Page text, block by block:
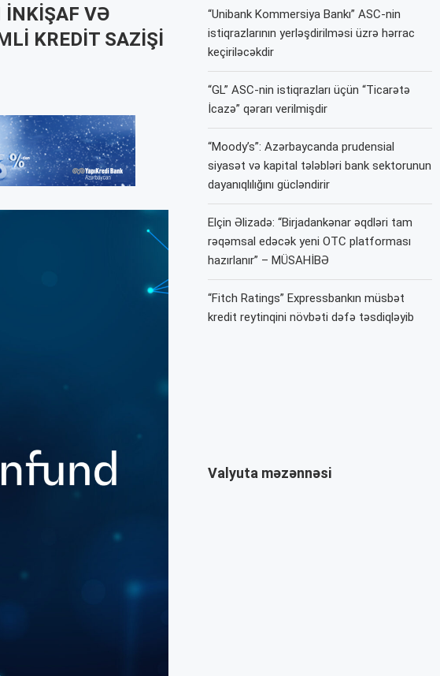
İNKIŞAF VƏ
KREDIT SAZIŞI
“Unibank Kommersiya Bankı” ASC-nin
istiqrazlarının yerləşdirilməsi üzrə hərrac
keçiriləcəkdir
“GL” ASC-nin istiqrazları üçün “Ticarətə
İcazə” qərarı verilmişdir
“Moody’s”: Azərbaycanda prudensial
siyasət və kapital tələbləri bank sektorunun
dayanıqlılığını gücləndirir
Elçin Əlizadə: “Birjadankənar əqdləri tam
rəqəmsal edəcək yeni OTC platforması
hazırlanır” – MÜSAHİBƏ
“Fitch Ratings” Expressbankın müsbət
kredit reytinqini növbəti dəfə təsdiqləyib
Valyuta məzənnəsi